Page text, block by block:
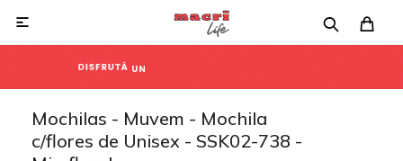

Mochilas - Muvem - Mochila
c/flores de Unisex - SSK02-738 -